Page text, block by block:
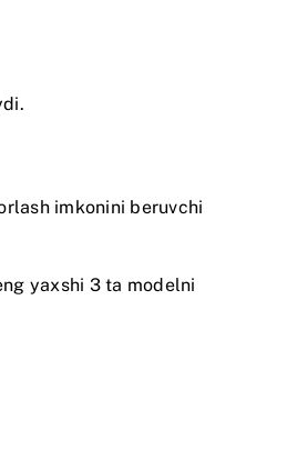
imkonini beruvchi
yaxshi 3 ta modelni